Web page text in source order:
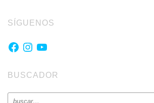
SÍGUENOS
Facebook
Instagram
YouTube
BUSCADOR